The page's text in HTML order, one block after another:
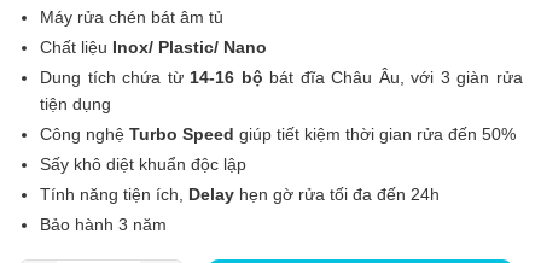
Máy rửa chén bát âm tủ
Chất liệu Inox/ Plastic/ Nano
Dung tích chứa từ 14-16 bộ bát đĩa Châu Âu, với 3 giàn rửa
tiện dụng
Công nghệTurbo Speed giúp tiết kiệm thời gian rửa đến 50%
Sấy khô diệt khuẩn độc lập
Tính năng tiện ích, Delay hẹn gờ rửa tối đa đến 24h
Bảo hành 3 năm